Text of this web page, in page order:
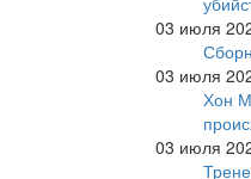
03 июля
03 июля
Хон
03 июля